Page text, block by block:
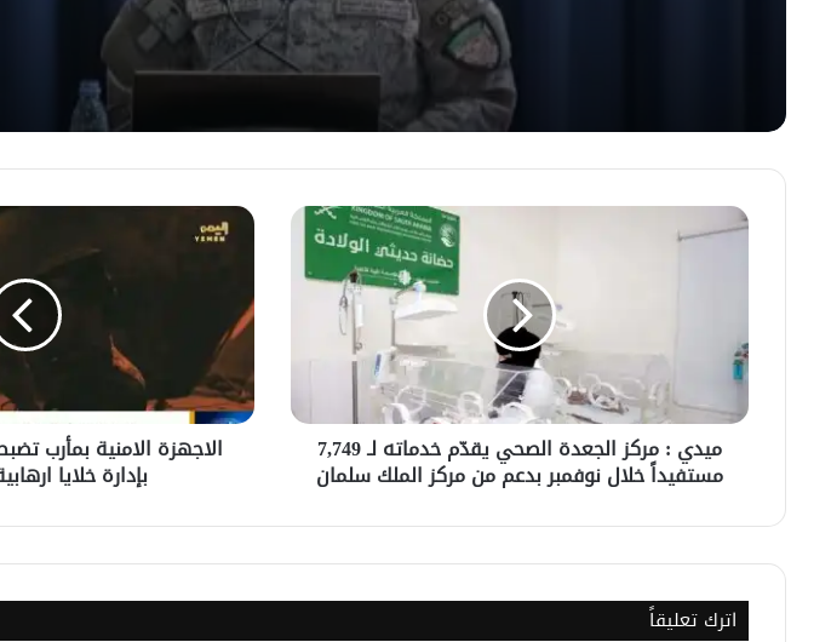
عضو مجلس
الدولة لشؤون
المرأة في مسيرة
وزير الشباب
ميدي
يقدّم
خدماته
7,749
مستفيداً
خلال
بدعم
مركز
الملك
سلمان
ميدي : مركز الجعدة الصحي يقدّم خدماته لـ 7,749
مستفيداً خلال نوفمبر بدعم من مركز الملك سلمان
الاجهزة
الامنية
تضبط
قيادي
حوثي
مكلف
بإدارة
خلايا
ارهابيةالاجهزة الامنية بمأرب
بإدارة خلايا
اترك تعليقاً